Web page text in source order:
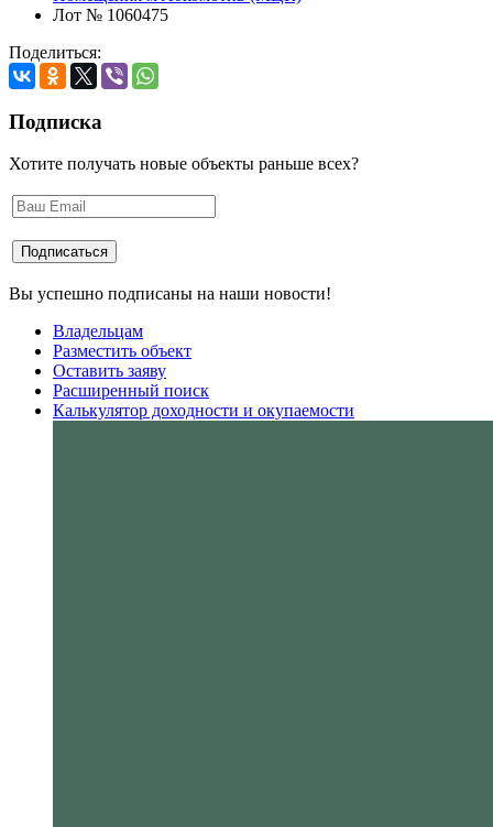
Лот № 1060475
Поделиться:
Подписка
Хотите получать новые объекты раньше всех?
Вы успешно подписаны на наши новости!
Владельцам
Разместить объект
Оставить заяву
Расширенный поиск
Калькулятор доходности и окупаемости